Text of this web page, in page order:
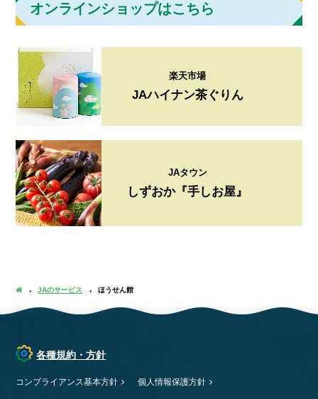
オンラインショップはこちら
楽天市場
JAハイナン茶ぐりん
JAタウン
しずおか『手しお屋』
JAのサービス ほうせん館
各種規約・方針
コンプライアンス基本方針 個人情報保護方針